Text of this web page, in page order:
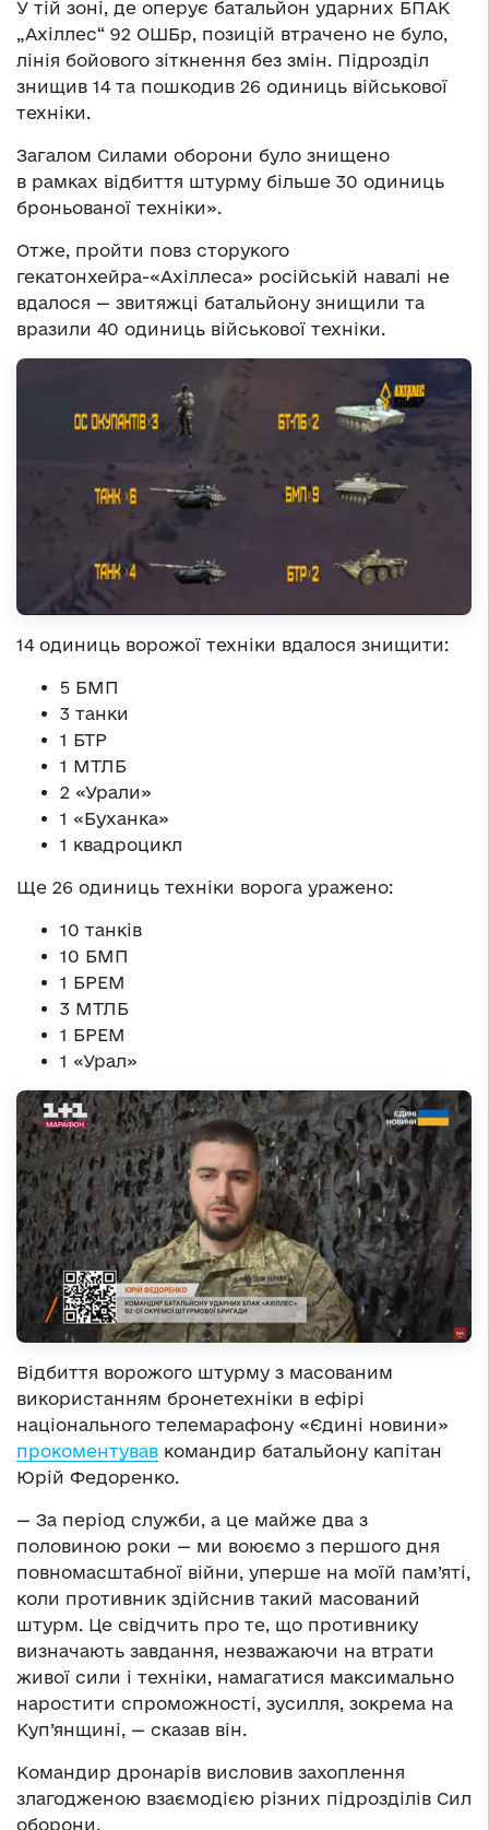
У тій зоні, де оперує батальйон ударних БПАК
„Ахіллес“ 92 ОШБр, позицій втрачено не було,
лінія бойового зіткнення без змін. Підрозділ
знищив 14 та пошкодив 26 одиниць військової
техніки.
Загалом Силами оборони було знищено
в рамках відбиття штурму більше 30 одиниць
броньованої техніки».
Отже, пройти повз сторукого
гекатонхейра-«Ахіллеса» російській навалі не
вдалося — звитяжці батальйону знищили та
вразили 40 одиниць військової техніки.
14 одиниць ворожої техніки вдалося знищити:
5 БМП
3 танки
1 БТР
1 МТЛБ
2 «Урали»
1 «Буханка»
1 квадроцикл
Ще 26 одиниць техніки ворога уражено:
10 танків
10 БМП
1 БРЕМ
3 МТЛБ
1 БРЕМ
1 «Урал»
Відбиття ворожого штурму з масованим
використанням бронетехніки в ефірі
національного телемарафону «Єдині новини»
прокоментував командир батальйону капітан
Юрій Федоренко.
— За період служби, а це майже два з
половиною роки — ми воюємо з першого дня
повномасштабної війни, уперше на моїй пам’яті,
коли противник здійснив такий масований
штурм. Це свідчить про те, що противнику
визначають завдання, незважаючи на втрати
живої сили і техніки, намагатися максимально
наростити спроможності, зусилля, зокрема на
Куп’янщині, — сказав він.
Командир дронарів висловив захоплення
злагодженою взаємодією різних підрозділів Сил
оборони.